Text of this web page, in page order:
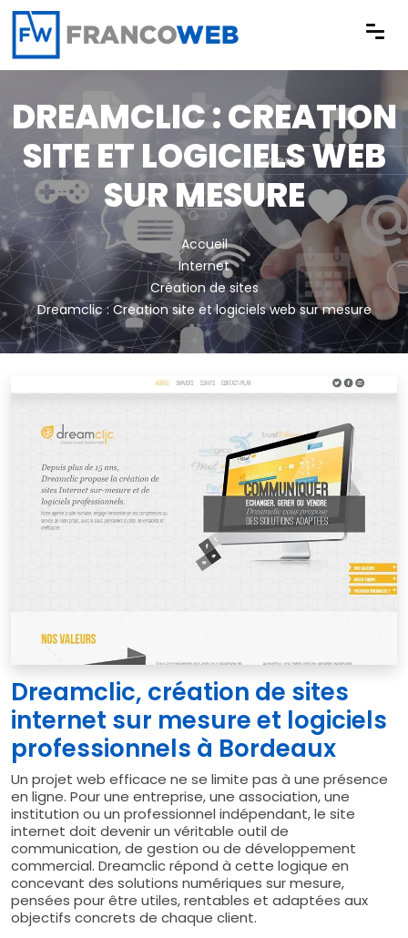
Panneau de gestion des cookies
DREAMCLIC : CREATION
SITE ET LOGICIELS WEB
SUR MESURE
Accueil
Internet
Création de sites
Dreamclic : Creation site et logiciels web sur mesure
Dreamclic, création de sites
internet sur mesure et logiciels
professionnels à Bordeaux
Un projet web efficace ne se limite pas à une présence
en ligne. Pour une entreprise, une association, une
institution ou un professionnel indépendant, le site
internet doit devenir un véritable outil de
communication, de gestion ou de développement
commercial. Dreamclic répond à cette logique en
concevant des solutions numériques sur mesure,
pensées pour être utiles, rentables et adaptées aux
objectifs concrets de chaque client.